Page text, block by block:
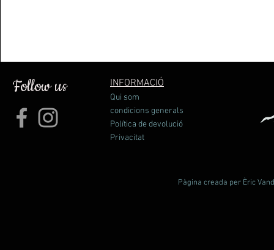
Follow us INFORMACIÓ
Qui som
condicions generals
Política de devolució
Privacitat
Pàgina creada per Èric